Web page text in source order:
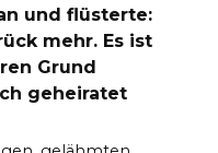
und flüsterte:
mehr. Es ist
Grund
geheiratet